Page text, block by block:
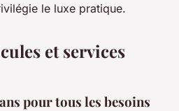
le luxe pratique.
et services
pour tous les besoins